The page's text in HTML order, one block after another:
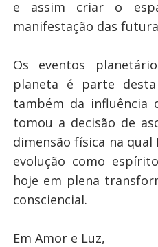
e assim criar o
manifestação das
Os eventos
planeta é parte
também da influência
tomou a decisão de
dimensão física na qual
evolução como
hoje em plena
consciencial.
Em Amor e Luz,